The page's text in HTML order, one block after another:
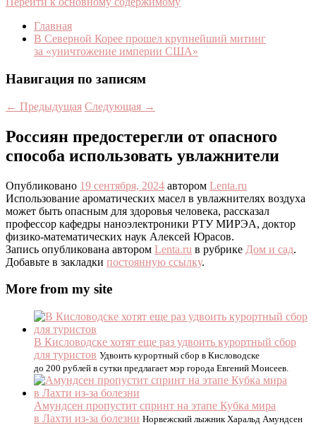
Главная
В Северной Корее прошел крупнейший митинг
за «уничтожение империи США»
Навигация по записям
← Предыдущая Следующая →
Россиян предостерегли от опасного
способа использовать увлажнители
Опубликовано 19 сентября, 2024 автором Lenta.ru
Использование ароматических масел в увлажнителях воздуха
может быть опасным для здоровья человека, рассказал
профессор кафедры наноэлектроники РТУ МИРЭА, доктор
физико-математических наук Алексей Юрасов.
Запись опубликована автором Lenta.ru в рубрике Дом и сад.
Добавьте в закладки постоянную ссылку.
More from my site
В Кисловодске хотят еще раз удвоить курортный сбор
для туристов Удвоить курортный сбор в Кисловодске
до 200 рублей в сутки предлагает мэр города Евгений Моисеев.
Амундсен пропустит спринт на этапе Кубка мира
в Лахти из-за болезни Норвежский лыжник Харальд Амундсен